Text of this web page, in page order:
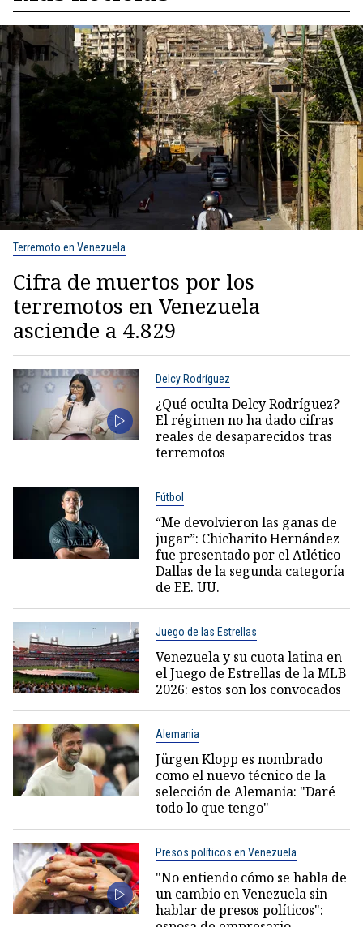
Terremoto en Venezuela
Cifra de muertos por los
terremotos en Venezuela
asciende a 4.829
Delcy Rodríguez
¿Qué oculta Delcy Rodríguez?
El régimen no ha dado cifras
reales de desaparecidos tras
terremotos
Fútbol
“Me devolvieron las ganas de
jugar”: Chicharito Hernández
fue presentado por el Atlético
Dallas de la segunda categoría
de EE. UU.
Juego de las Estrellas
Venezuela y su cuota latina en
el Juego de Estrellas de la MLB
2026: estos son los convocados
Alemania
Jürgen Klopp es nombrado
como el nuevo técnico de la
selección de Alemania: "Daré
todo lo que tengo"
Presos políticos en Venezuela
"No entiendo cómo se habla de
un cambio en Venezuela sin
hablar de presos políticos":